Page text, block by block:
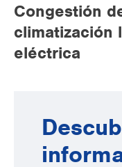
Congestión
climatización
eléctrica